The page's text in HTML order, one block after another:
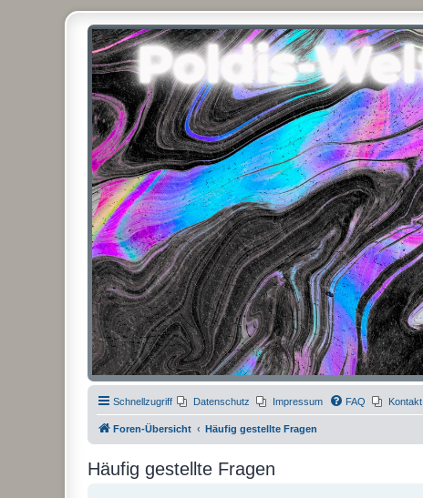
Poldis-Welt.com
Das Forum für Jeans, Sportswear, grosse Grössen und Accessoires
Schnellzugriff Datenschutz Impressum FAQ Kontakt
Foren-Übersicht Häufig gestellte Fragen
Häufig gestellte Fragen